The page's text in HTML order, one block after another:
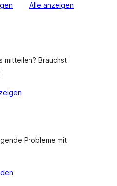
Alle Rezensionen
anzeigen
mitteilen? Brauchst
Probleme mit